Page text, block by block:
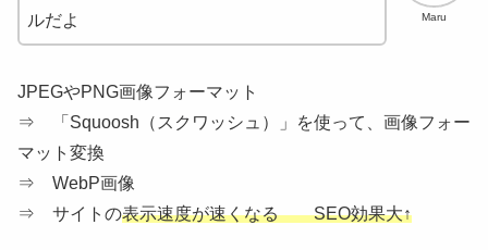
Maru
ルだよ
JPEGやPNG画像フォーマット
⇒ 「Squoosh（スクワッシュ）」を使って、画像フォー
マット変換
⇒ WebP画像
⇒ サイトの表示速度が速くなる SEO効果大↑